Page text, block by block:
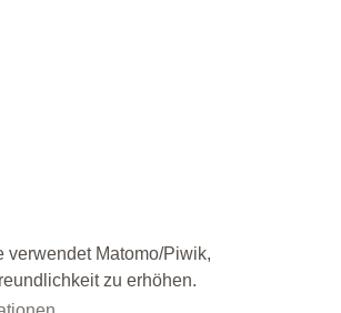
verwendet Matomo/Piwik,
zu erhöhen.